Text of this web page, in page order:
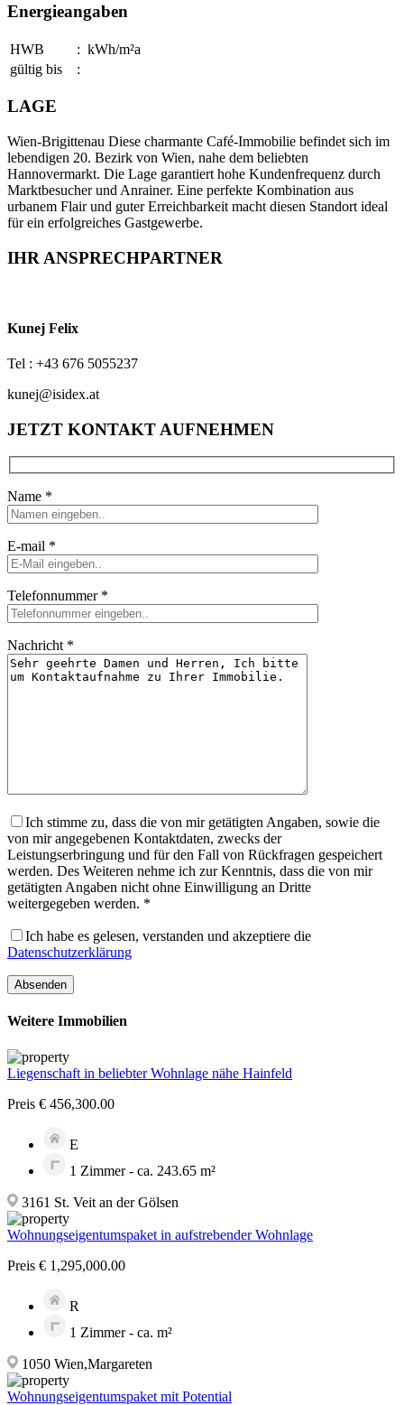
Energieangaben
HWB
: kWh/m²a
gültig bis
:
LAGE
Wien-Brigittenau Diese charmante Café-Immobilie befindet sich im
lebendigen 20. Bezirk von Wien, nahe dem beliebten
Hannovermarkt. Die Lage garantiert hohe Kundenfrequenz durch
Marktbesucher und Anrainer. Eine perfekte Kombination aus
urbanem Flair und guter Erreichbarkeit macht diesen Standort ideal
für ein erfolgreiches Gastgewerbe.
IHR ANSPRECHPARTNER
Kunej Felix
Tel : +43 676 5055237
kunej@isidex.at
JETZT KONTAKT AUFNEHMEN
Name *
E-mail *
Telefonnummer *
Nachricht *
Ich stimme zu, dass die von mir getätigten Angaben, sowie die
von mir angegebenen Kontaktdaten, zwecks der
Leistungserbringung und für den Fall von Rückfragen gespeichert
werden. Des Weiteren nehme ich zur Kenntnis, dass die von mir
getätigten Angaben nicht ohne Einwilligung an Dritte
weitergegeben werden. *
Ich habe es gelesen, verstanden und akzeptiere die
Datenschutzerklärung
Weitere Immobilien
Liegenschaft in beliebter Wohnlage nähe Hainfeld
Preis € 456,300.00
E
1 Zimmer - ca. 243.65 m²
3161 St. Veit an der Gölsen
Wohnungseigentumspaket in aufstrebender Wohnlage
Preis € 1,295,000.00
R
1 Zimmer - ca. m²
1050 Wien,Margareten
Wohnungseigentumspaket mit Potential